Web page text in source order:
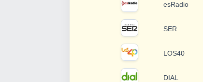
esRadio
SER
LOS40
DIAL